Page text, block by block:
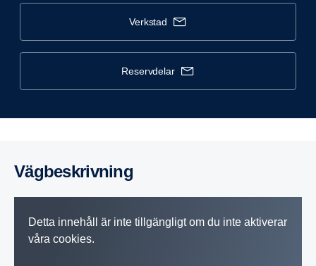
verkstad
reservdelar
Vägbe­skriv­ning
Detta innehåll är inte tillgängligt om du inte aktiverar
våra cookies.